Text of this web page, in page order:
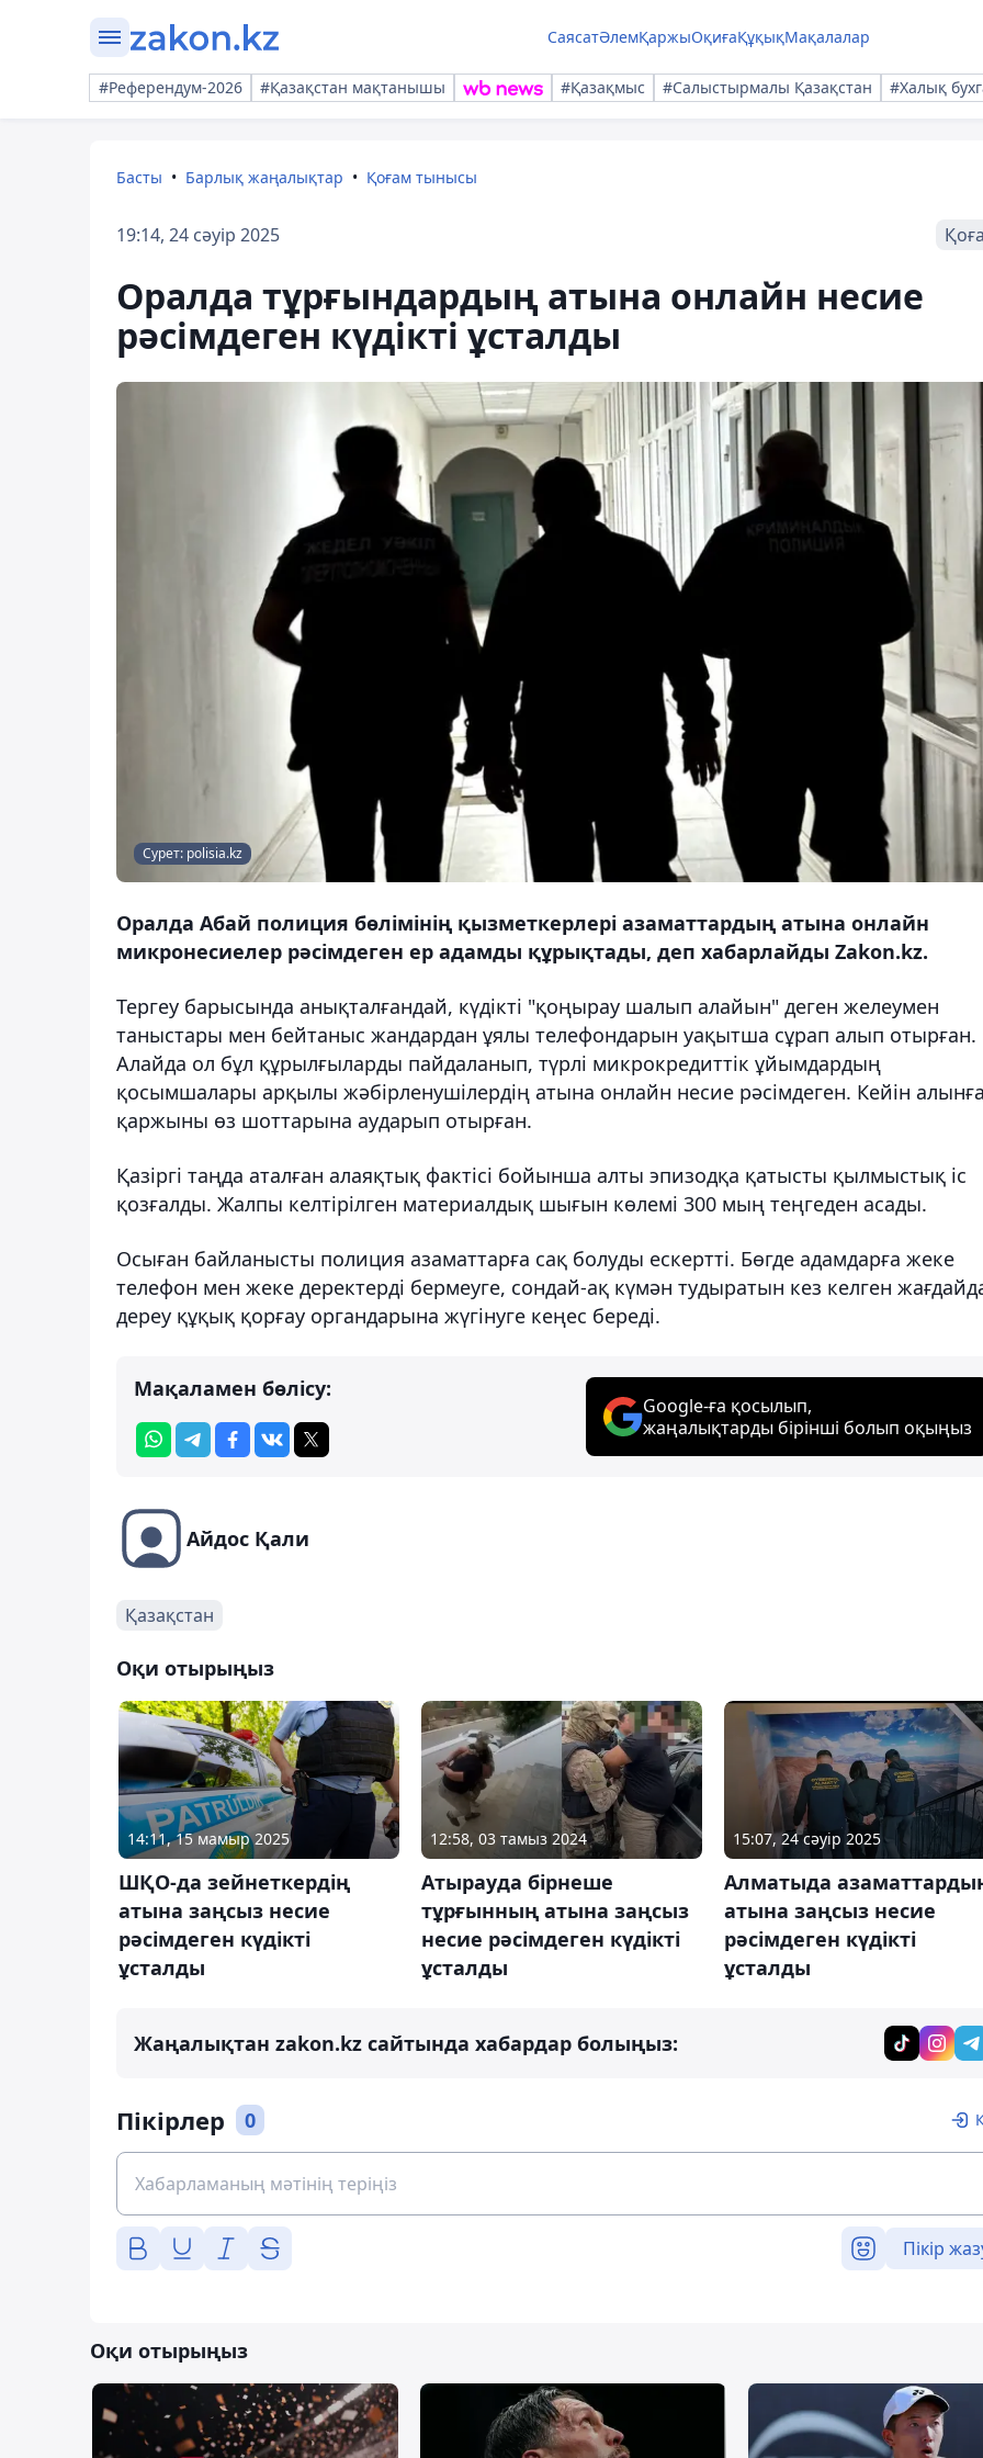
СаясатӘлемҚаржыОқиғаҚұқықМақалалар
#Референдум-2026 #Қазақстан мақтанышы #Қазақмыс #Салыстырмалы Қазақстан #Халық
Басты Барлық жаңалықтар Қоғам тынысы
19:14, 24 сәуір 2025
Оралда тұрғындардың атына онлайн несие
рәсімдеген күдікті ұсталды
Сурет: polisia.kz
Оралда Абай полиция бөлімінің қызметкерлері азаматтардың атына онлайн
микронесиелер рәсімдеген ер адамды құрықтады, деп хабарлайды Zakon.kz.
Тергеу барысында анықталғандай, күдікті "қоңырау шалып алайын" деген желеумен
таныстары мен бейтаныс жандардан ұялы телефондарын уақытша сұрап алып отырған.
Алайда ол бұл құрылғыларды пайдаланып, түрлі микрокредиттік ұйымдардың
қосымшалары арқылы жәбірленушілердің атына онлайн несие рәсімдеген. Кейін
қаржыны өз шоттарына аударып отырған.
Қазіргі таңда аталған алаяқтық фактісі бойынша алты эпизодқа қатысты қылмыстық іс
қозғалды. Жалпы келтірілген материалдық шығын көлемі 300 мың теңгеден асады.
Осыған байланысты полиция азаматтарға сақ болуды ескертті. Бөгде адамдарға жеке
телефон мен жеке деректерді бермеуге, сондай-ақ күмән тудыратын кез келген
дереу құқық қорғау органдарына жүгінуге кеңес береді.
Мақаламен бөлісу:
Google-ға қосылып,
жаңалықтарды бірінші болып оқыңыз
Айдос Қали
Қазақстан
Оқи отырыңыз
14:11, 15 мамыр 2025
ШҚО-да зейнеткердің
атына заңсыз несие
рәсімдеген күдікті
ұсталды
12:58, 03 тамыз 2024
Атырауда бірнеше
тұрғынның атына заңсыз
несие рәсімдеген күдікті
ұсталды
15:07, 24 сәуір 2025
Алматыда
атына заңсыз несие
рәсімдеген күдікті
ұсталды
Жаңалықтан zakon.kz сайтында хабардар болыңыз:
Пікірлер 0
Пікір
Оқи отырыңыз